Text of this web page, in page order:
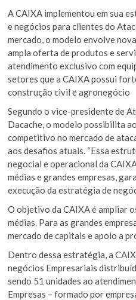
A CAIXA implementou em sua
e negócios para clientes do
mercado, o modelo envolve
ampla oferta de produtos e
atendimento exclusivo com
setores que a CAIXA possui
construção civil e agronegócio
Segundo o vice-presidente de
Dacache, o modelo possibilita
competitivo no mercado de
aos desafios atuais. “Essa
negocial e operacional da
médias e grandes empresas,
execução da estratégia de
O objetivo da CAIXA é ampliar
médias. Para as grandes
mercado de capitais e apoio a
Dentro dessa estratégia, a
negócios Empresariais
sendo 51 unidades ao
Empresas – formado por